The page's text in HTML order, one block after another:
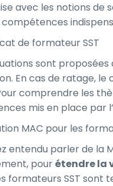
avec les notions
de formateur SST
sont
En cas de ratage,
comprendre les
mis en place par
MAC pour les
entendu parler de la
pourétendre la
formateurs SST sont